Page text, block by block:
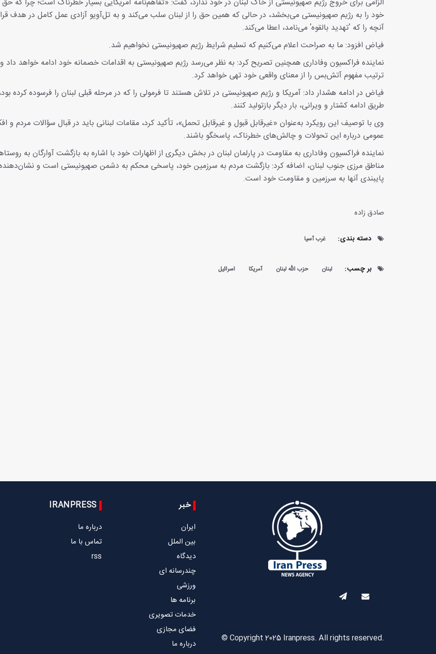
خود را به رژیم صهیونیستی می‌بخشد، در حالی که همین حق را از لبنان سلب می‌کند و به تل‌آویو آزادی عمل کامل در هدف
آنچه را که 'تهدید بالقوه' می‌نامد، اعطا می‌کند.
فیاض افزود: ما به صراحت اعلام می‌کنیم که تسلیم شرایط رژیم صهیونیستی نخواهیم شد.
نماینده فراکسیون وفاداری همچنین تصریح کرد: به نظر می‌رسد رژیم صهیونیستی به اقدامات خصمانه خود ادامه خواهد داد
ترتیب مفهوم آتش‌بس را از معنای واقعی خود تهی خواهد کرد.
فیاض در ادامه هشدار داد: آمریکا و رژیم صهیونیستی در تلاش هستند تا فرمولی را که در مرحله قبلی لبنان را فرسوده کرده
طریق ادامه کشتار و ویرانی، بار دیگر بازتولید کنند.
وی با توصیف این رویکرد به‌عنوان «غیرقابل قبول و غیرقابل تحمل»، تأکید کرد، مقامات لبنانی باید در قبال سؤالات مردم و
عمومی درباره این تحولات و چالش‌های خطرناک، پاسخگو باشند.
نماینده فراکسیون وفاداری به مقاومت در پارلمان لبنان در بخش دیگری از اظهارات خود با اشاره به بازگشت آوارگان به
مناطق مرزی جنوب لبنان، اضافه کرد: بازگشت مردم به سرزمین خود، پاسخی محکم به دشمن صهیونیستی است و
پایبندی آنها به سرزمین و مقاومت خود است.
صادق زاده
دسته بندی: غرب آسیا
بر چسب: لبنان حزب الله لبنان آمریکا اسرائیل
© Copyright 2025 Iranpress. All rights reserved.
خبر
ایران
بین الملل
دیدگاه
چندرسانه ای
ورزشی
برنامه ها
خدمات تصویری
فضای مجازی
درباره ما
IRANPRESS
درباره ما
تماس با ما
rss